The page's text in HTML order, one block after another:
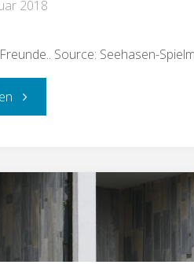
2018
Source: Seehasen-
"Neue
hinzugefügt!"